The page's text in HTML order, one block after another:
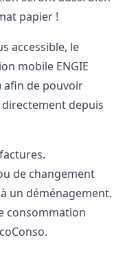
papier !
accessible, le
mobile ENGIE
afin de pouvoir
depuis
de changement
un déménagement.
consommation